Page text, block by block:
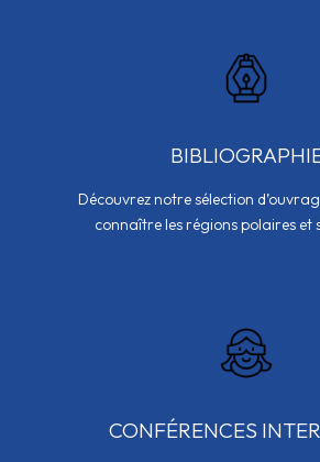
Découvrez notre sélection
connaître les régions polaires et
CONFÉRENCES